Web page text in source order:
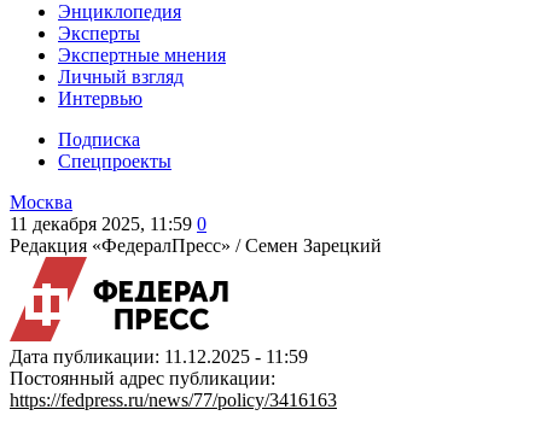
Энциклопедия
Эксперты
Экспертные мнения
Личный взгляд
Интервью
Подписка
Спецпроекты
Москва
11 декабря 2025, 11:59 0
Редакция «ФедералПресс» /Семен Зарецкий
Дата публикации: 11.12.2025 - 11:59
Постоянный адрес публикации:
https://fedpress.ru/news/77/policy/3416163